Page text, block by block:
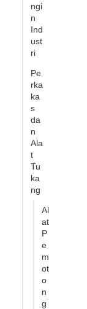
ngi
n
Ind
ust
ri
Pe
rka
ka
s
da
n
Ala
t
Tu
ka
ng
Al
at
P
e
m
ot
o
n
g